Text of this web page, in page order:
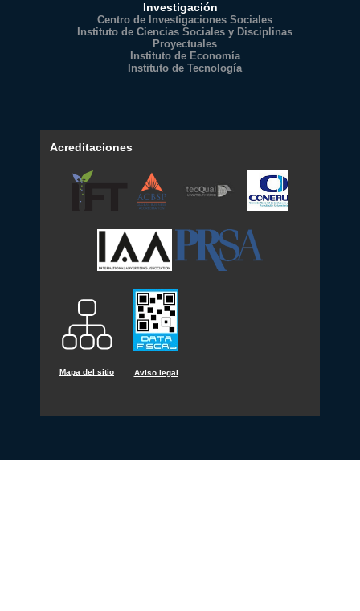
Investigación
Centro de Investigaciones Sociales
Instituto de Ciencias Sociales y Disciplinas
Proyectuales
Instituto de Economía
Instituto de Tecnología
Acreditaciones
Mapa del sitio Aviso legal